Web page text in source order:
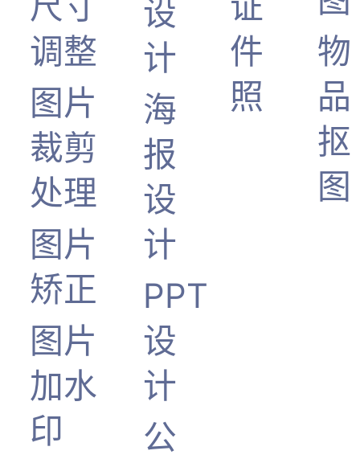
调整
图片
裁剪
处理
图片
矫正
图片
加水
印
设
计
海
报
设
计
PPT
设
计
公
件
照
物
品
抠
图